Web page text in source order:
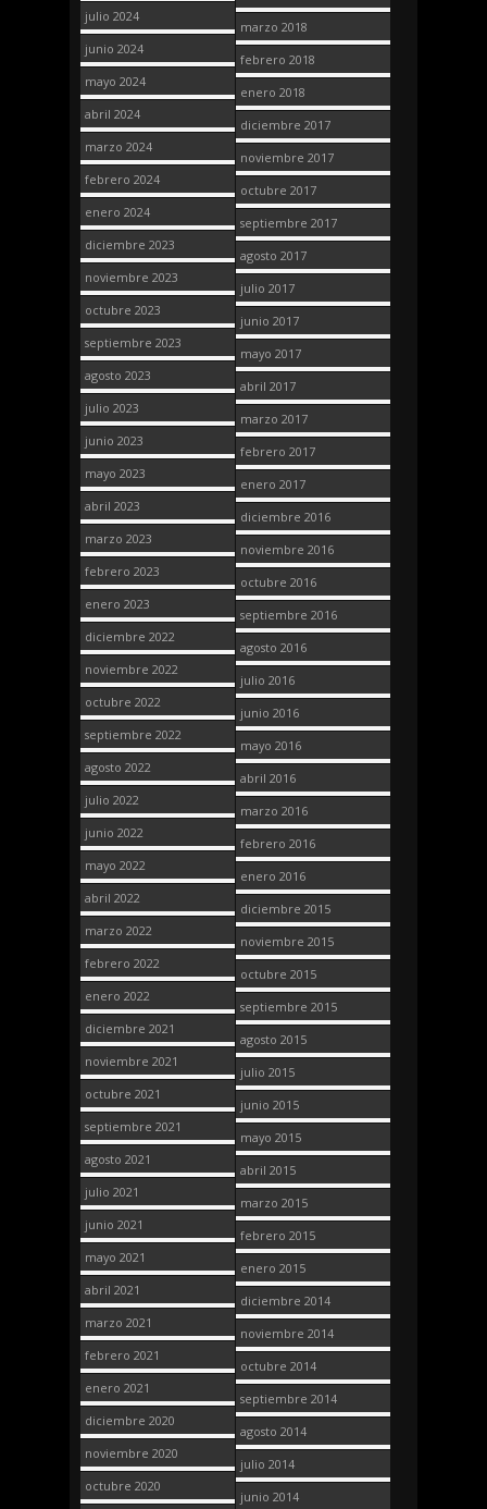
julio 2024
junio 2024
mayo 2024
abril 2024
marzo 2024
febrero 2024
enero 2024
diciembre 2023
noviembre 2023
octubre 2023
septiembre 2023
agosto 2023
julio 2023
junio 2023
mayo 2023
abril 2023
marzo 2023
febrero 2023
enero 2023
diciembre 2022
noviembre 2022
octubre 2022
septiembre 2022
agosto 2022
julio 2022
junio 2022
mayo 2022
abril 2022
marzo 2022
febrero 2022
enero 2022
diciembre 2021
noviembre 2021
octubre 2021
septiembre 2021
agosto 2021
julio 2021
junio 2021
mayo 2021
abril 2021
marzo 2021
febrero 2021
enero 2021
diciembre 2020
noviembre 2020
octubre 2020
marzo 2018
febrero 2018
enero 2018
diciembre 2017
noviembre 2017
octubre 2017
septiembre 2017
agosto 2017
julio 2017
junio 2017
mayo 2017
abril 2017
marzo 2017
febrero 2017
enero 2017
diciembre 2016
noviembre 2016
octubre 2016
septiembre 2016
agosto 2016
julio 2016
junio 2016
mayo 2016
abril 2016
marzo 2016
febrero 2016
enero 2016
diciembre 2015
noviembre 2015
octubre 2015
septiembre 2015
agosto 2015
julio 2015
junio 2015
mayo 2015
abril 2015
marzo 2015
febrero 2015
enero 2015
diciembre 2014
noviembre 2014
octubre 2014
septiembre 2014
agosto 2014
julio 2014
junio 2014